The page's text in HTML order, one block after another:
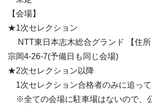
【会場】
★1次セレクション
NTT東日本志木総合グランド 【住所
宗岡4-26-7(予備日も同じ会場)
★2次セレクション以降
1次セレクション合格者のみに追って
※全ての会場に駐車場はないので、